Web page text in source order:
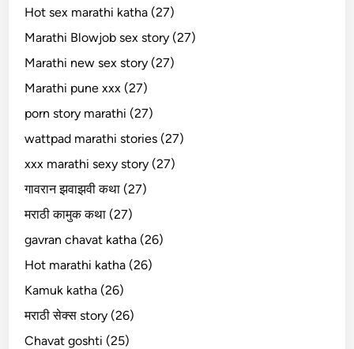
Hot sex marathi katha (27)
Marathi Blowjob sex story (27)
Marathi new sex story (27)
Marathi pune xxx (27)
porn story marathi (27)
wattpad marathi stories (27)
xxx marathi sexy story (27)
गावरान झवाझवी कथा (27)
मराठी कामुक कथा (27)
gavran chavat katha (26)
Hot marathi katha (26)
Kamuk katha (26)
मराठी सेक्स story (26)
Chavat goshti (25)